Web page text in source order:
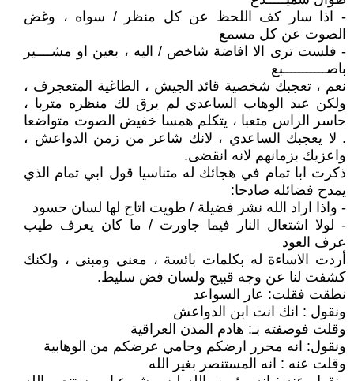
- اذا سار كف اللحظ عن كل منظر / سواه ، وغض
الصوت عن كل مسمع
- فلست ترى الا افاضة شاخص / اليه ، بعين او مشــــير
باصـــــــــــبع
نعم ، تعجبك شخصية قائد الجيش ، الطاغية المتعجرف ،
ولكن عبد الوهاب الساعدي لم يرق لك منظره متربا ،
حاسر الراس متعبا ، يتكلم همسا خفيض الصوت متواضعا
. لا يعجبك الساعدي ، لانك شاعر من زمن الدواعش ،
واعزيك بزمانهم لانه انقضى.
ذكرت ابا تمام في هجائك له متناسيا قول ابي تمام الذي
يمدح فضائله صادحا:
- واذا اراد الله نشر فضيلة / طويت اتاح لها لسان حسود
- لولا اشتعال النار فيما جاورت / ما كان يعرف طيب
عرف العود
أردت الاساءة له بكلمات بائسة ، معنى ومبنى ، ولكنك
كشفت لنا عن وجه قبيح ولسان فض سليط.
نطقت فقلت: عار السواعد
ونقول : انك انت ابن الدواعش
وقلت فوصفته بـ: هادم المدن العراقية
ونقول: انه محرر ارضكم وحامي عرضكم من الوهابية
وقلت عنه : انه المستنصر بغير الله